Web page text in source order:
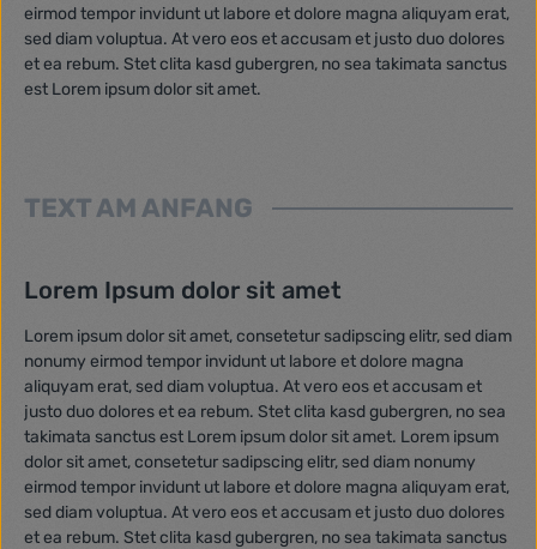
eirmod tempor invidunt ut labore et dolore magna aliquyam erat,
sed diam voluptua. At vero eos et accusam et justo duo dolores
et ea rebum. Stet clita kasd gubergren, no sea takimata sanctus
est Lorem ipsum dolor sit amet.
TEXT AM ANFANG
Lorem Ipsum dolor sit amet
Lorem ipsum dolor sit amet, consetetur sadipscing elitr, sed diam
nonumy eirmod tempor invidunt ut labore et dolore magna
aliquyam erat, sed diam voluptua. At vero eos et accusam et
justo duo dolores et ea rebum. Stet clita kasd gubergren, no sea
takimata sanctus est Lorem ipsum dolor sit amet. Lorem ipsum
dolor sit amet, consetetur sadipscing elitr, sed diam nonumy
eirmod tempor invidunt ut labore et dolore magna aliquyam erat,
sed diam voluptua. At vero eos et accusam et justo duo dolores
et ea rebum. Stet clita kasd gubergren, no sea takimata sanctus